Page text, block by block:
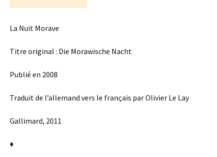
La Nuit Morave
Titre original : Die Morawische Nacht
Publié en 2008
Traduit de l’allemand vers le français par Olivier Le Lay
Gallimard, 2011
♦